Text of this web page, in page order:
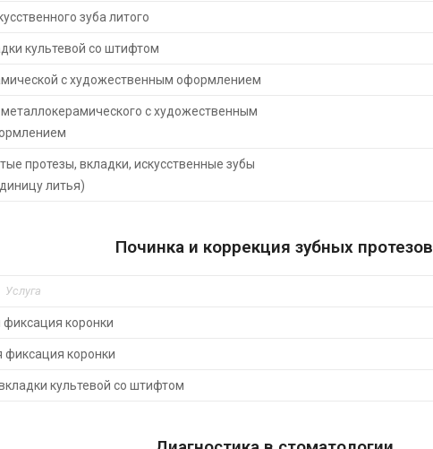
зуба литого
культевой со штифтом
с художественным оформлением
металлокерамического с художественным
протезы, вкладки, искусственные зубы
литья)
Починка и коррекция зубных протезов
Услуга
коронки
фиксация коронки
культевой со штифтом